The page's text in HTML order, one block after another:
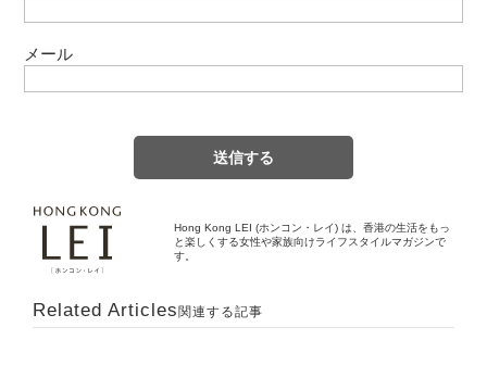
メール
Hong Kong LEI (ホンコン・レイ) は、香港の生活をもっ
と楽しくする女性や家族向けライフスタイルマガジンで
す。
Related Articles 関連する記事